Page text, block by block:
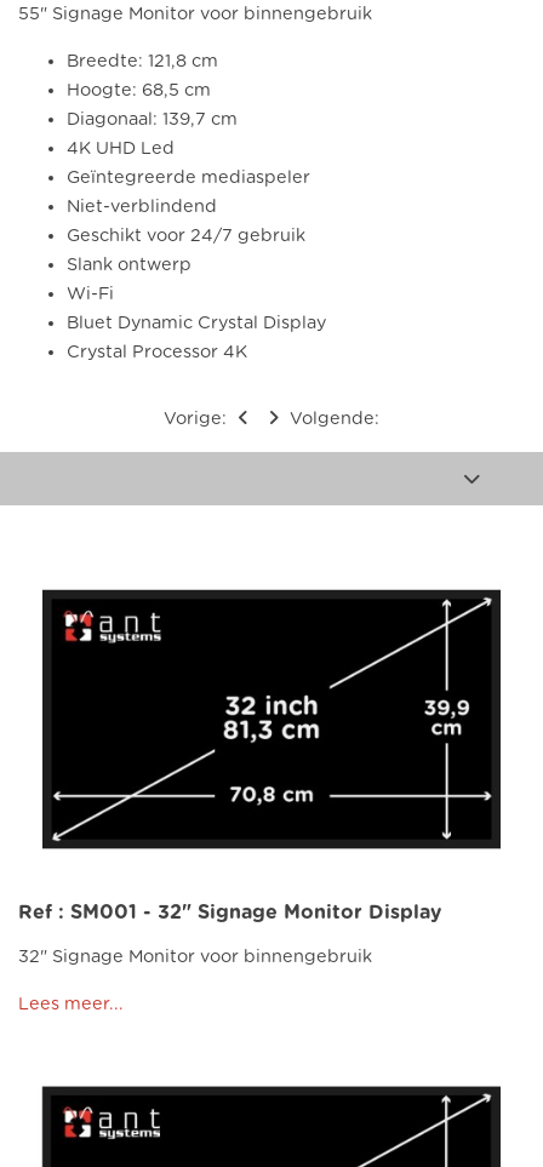
55" Signage Monitor voor binnengebruik
Breedte: 121,8 cm
Hoogte: 68,5 cm
Diagonaal: 139,7 cm
4K UHD Led
Geïntegreerde mediaspeler
Niet-verblindend
Geschikt voor 24/7 gebruik
Slank ontwerp
Wi-Fi
Bluet Dynamic Crystal Display
Crystal Processor 4K
Vorige: Volgende:
Ref : SM001 - 32" Signage Monitor Display
32" Signage Monitor voor binnengebruik
Lees meer...